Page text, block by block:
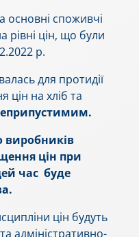
основні споживчі
цін, що були
р.
для протидії
цін на хліб та
виробників
цін при
час буде
цін будуть
адміністративно-